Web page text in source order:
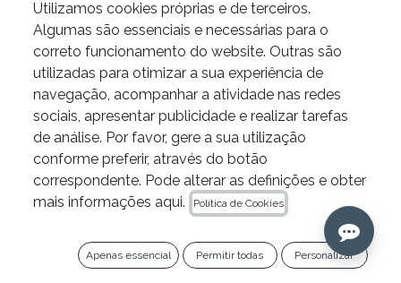
Lupas Ergo V
As lupas da Víttrea são um produto feito por
medida e personalizado. Por esse motivo, é
necessário entrar em contacto com os
nossos especialistas de produto para
agendar uma consulta. Clica no botão "Pedir
orçamento" e preenche o formulário com os
teus dados para que a nossa equipa te
Utilizamos cookies próprias e de terceiros.
Algumas são essenciais e necessárias para o
correto funcionamento do website. Outras são
utilizadas para otimizar a sua experiência de
navegação, acompanhar a atividade nas redes
sociais, apresentar publicidade e realizar tarefas
de análise. Por favor, gere a sua utilização
conforme preferir, através do botão
correspondente. Pode alterar as definições e obter
mais informações aqui.
Política de Cookies
Apenas essencial Permitir todas Personalizar